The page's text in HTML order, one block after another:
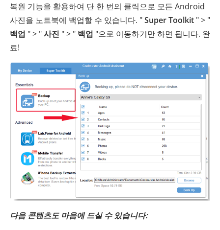
복원 기능을 활용하여 단 한 번의 클릭으로 모든 Android
사진을 노트북에 백업할 수 있습니다. "Super Toolkit " > "
백업 " > "사진 " > " 백업 "으로 이동하기만 하면 됩니다. 완
료!
다음 콘텐츠도 마음에 드실 수 있습니다: